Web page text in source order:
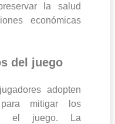
la salud
económicas
del juego
adopten
para mitigar los
el juego. La